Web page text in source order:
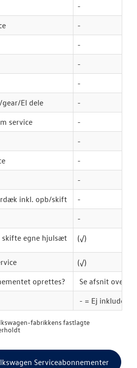
-
-
-
-
-
El dele
-
service
-
-
-
-
inkl. opb/skift
-
-
egne hjulsæt
(√)
(√)
oprettes?
Se afsnit
- = Ej inkluderet
fabrikkens fastlagte
Serviceabonnementer